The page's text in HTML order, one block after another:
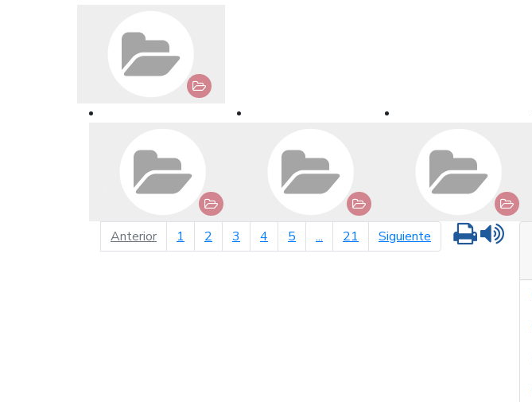
Anteriorpágina anterior
1 2 3 4 5 ... 21 Siguiente página siguiente
Imprimir